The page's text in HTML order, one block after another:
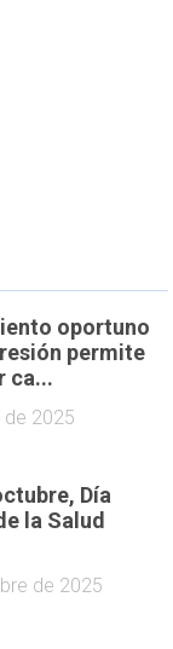
oportuno
permite
ca...
de 2025
Día
la Salud
de 2025